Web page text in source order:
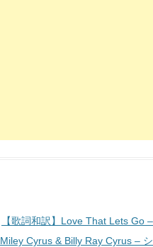
【歌詞和訳】Love That Lets Go –
Miley Cyrus & Billy Ray Cyrus – シ